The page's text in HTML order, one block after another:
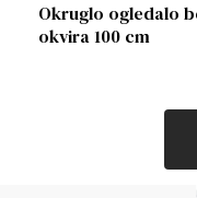
Okruglo ogledalo
okvira 100 cm